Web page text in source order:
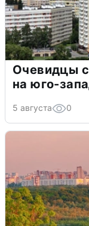
Очевидцы
на юго-
5 августа 0